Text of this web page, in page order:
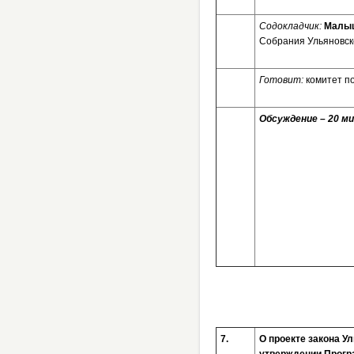
Содокладчик:
Собрания
Готовит: комитет
Обсуждение – 20
7.
О проекте закона